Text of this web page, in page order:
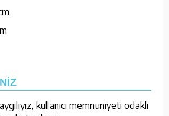
kullanıcı memnuniyeti odaklı